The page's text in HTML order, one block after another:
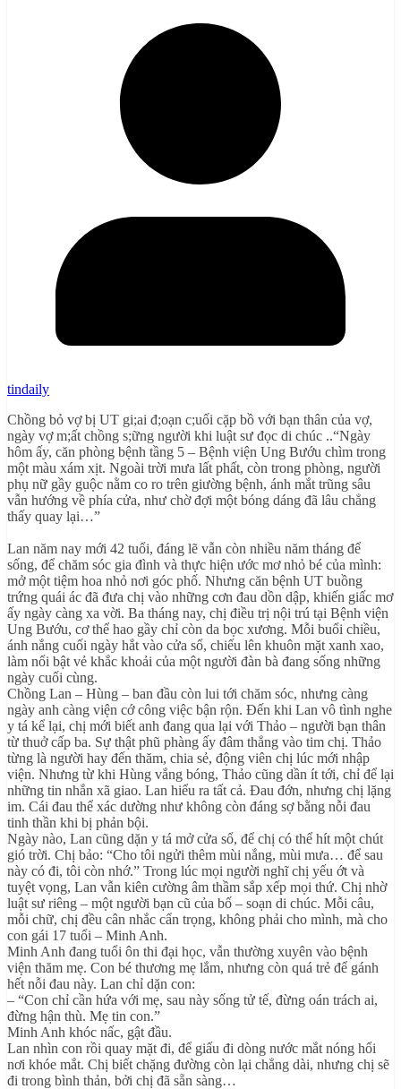
tindaily
Chồng bỏ vợ bị UT gi;ai đ;oạn c;uối cặp bồ với bạn thân của vợ,
ngày vợ m;ất chồng s;ững người khi luật sư đọc di chúc ..“Ngày
hôm ấy, căn phòng bệnh tầng 5 – Bệnh viện Ung Bướu chìm trong
một màu xám xịt. Ngoài trời mưa lất phất, còn trong phòng, người
phụ nữ gầy guộc nằm co ro trên giường bệnh, ánh mắt trũng sâu
vẫn hướng về phía cửa, như chờ đợi một bóng dáng đã lâu chẳng
thấy quay lại…”
Lan năm nay mới 42 tuổi, đáng lẽ vẫn còn nhiều năm tháng để
sống, để chăm sóc gia đình và thực hiện ước mơ nhỏ bé của mình:
mở một tiệm hoa nhỏ nơi góc phố. Nhưng căn bệnh UT buồng
trứng quái ác đã đưa chị vào những cơn đau dồn dập, khiến giấc mơ
ấy ngày càng xa vời. Ba tháng nay, chị điều trị nội trú tại Bệnh viện
Ung Bướu, cơ thể hao gầy chỉ còn da bọc xương. Mỗi buổi chiều,
ánh nắng cuối ngày hắt vào cửa sổ, chiếu lên khuôn mặt xanh xao,
làm nổi bật vẻ khắc khoải của một người đàn bà đang sống những
ngày cuối cùng.
Chồng Lan – Hùng – ban đầu còn lui tới chăm sóc, nhưng càng
ngày anh càng viện cớ công việc bận rộn. Đến khi Lan vô tình nghe
y tá kể lại, chị mới biết anh đang qua lại với Thảo – người bạn thân
từ thuở cấp ba. Sự thật phũ phàng ấy đâm thẳng vào tim chị. Thảo
từng là người hay đến thăm, chia sẻ, động viên chị lúc mới nhập
viện. Nhưng từ khi Hùng vắng bóng, Thảo cũng dần ít tới, chỉ để lại
những tin nhắn xã giao. Lan hiểu ra tất cả. Đau đớn, nhưng chị lặng
im. Cái đau thể xác dường như không còn đáng sợ bằng nỗi đau
tinh thần khi bị phản bội.
Ngày nào, Lan cũng dặn y tá mở cửa sổ, để chị có thể hít một chút
gió trời. Chị bảo: “Cho tôi ngửi thêm mùi nắng, mùi mưa… để sau
này có đi, tôi còn nhớ.” Trong lúc mọi người nghĩ chị yếu ớt và
tuyệt vọng, Lan vẫn kiên cường âm thầm sắp xếp mọi thứ. Chị nhờ
luật sư riêng – một người bạn cũ của bố – soạn di chúc. Mỗi câu,
mỗi chữ, chị đều cân nhắc cẩn trọng, không phải cho mình, mà cho
con gái 17 tuổi – Minh Anh.
Minh Anh đang tuổi ôn thi đại học, vẫn thường xuyên vào bệnh
viện thăm mẹ. Con bé thương mẹ lắm, nhưng còn quá trẻ để gánh
hết nỗi đau này. Lan chỉ dặn con:
– “Con chỉ cần hứa với mẹ, sau này sống tử tế, đừng oán trách ai,
đừng hận thù. Mẹ tin con.”
Minh Anh khóc nấc, gật đầu.
Lan nhìn con rồi quay mặt đi, để giấu đi dòng nước mắt nóng hổi
nơi khóe mắt. Chị biết chặng đường còn lại chẳng dài, nhưng chị sẽ
đi trong bình thản, bởi chị đã sẵn sàng…